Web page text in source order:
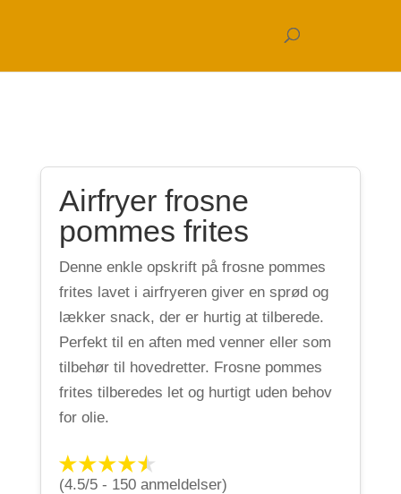
Airfryer frosne
pommes frites
Denne enkle opskrift på frosne pommes
frites lavet i airfryeren giver en sprød og
lækker snack, der er hurtig at tilberede.
Perfekt til en aften med venner eller som
tilbehør til hovedretter. Frosne pommes
frites tilberedes let og hurtigt uden behov
for olie.
(4.5/5 - 150 anmeldelser)